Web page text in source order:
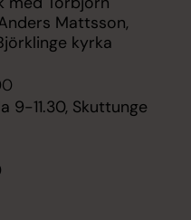
Mattsson,
kyrka
9-11.30, Skuttunge